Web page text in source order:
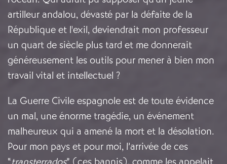
artilleur andalou, dévasté par la défaite de la
République et l'exil, deviendrait mon professeur
un quart de siècle plus tard et me donnerait
généreusement les outils pour mener à bien mon
travail vital et intellectuel ?
La Guerre Civile espagnole est de toute évidence
un mal, une énorme tragédie, un événement
malheureux qui a amené la mort et la désolation.
Pour mon pays et pour moi, l’arrivée de ces